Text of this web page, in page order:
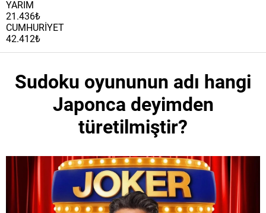
YARIM
21.436₺
CUMHURİYET
42.412₺
Sudoku oyununun adı hangi
Japonca deyimden
türetilmiştir?